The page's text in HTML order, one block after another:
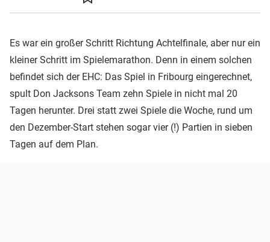
Es war ein großer Schritt Richtung Achtelfinale, aber nur ein
kleiner Schritt im Spielemarathon. Denn in einem solchen
befindet sich der EHC: Das Spiel in Fribourg eingerechnet,
spult Don Jacksons Team zehn Spiele in nicht mal 20
Tagen herunter. Drei statt zwei Spiele die Woche, rund um
den Dezember-Start stehen sogar vier (!) Partien in sieben
Tagen auf dem Plan.